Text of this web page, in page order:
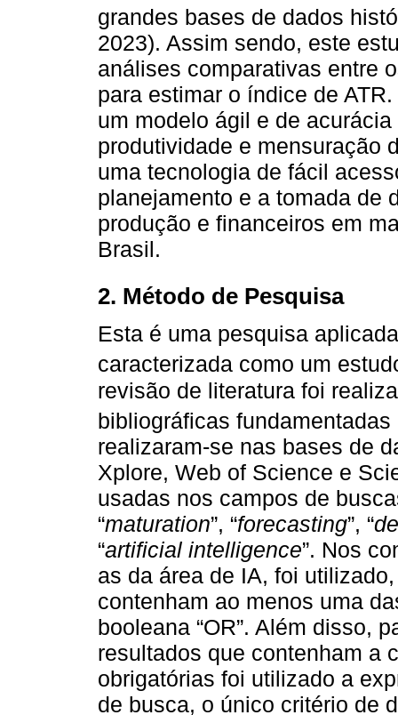
grandes bases de dados
2023). Assim sendo, este
análises comparativas entre
para estimar o índice de
um modelo ágil e de
produtividade e mensuração
uma tecnologia de fácil
planejamento e a tomada de
produção e financeiros em
Brasil.
2. Método de Pesquisa
Esta é uma pesquisa
caracterizada como um
revisão de literatura foi
bibliográficas
realizaram-se nas bases de
Xplore, Web of Science e
usadas nos campos de
“maturation”, “forecasting”, “
“artificial intelligence”. Nos
as da área de IA, foi
contenham ao menos uma
booleana “OR”. Além disso,
resultados que contenham a
obrigatórias foi utilizado a
de busca, o único critério de